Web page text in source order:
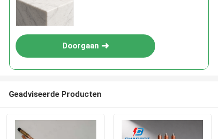
Doorgaan
Geadviseerde Producten